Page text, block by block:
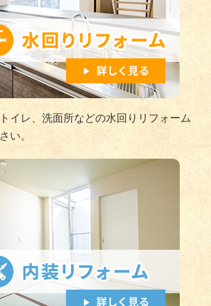
イレ、洗面所などの水回りリフォーム
い。